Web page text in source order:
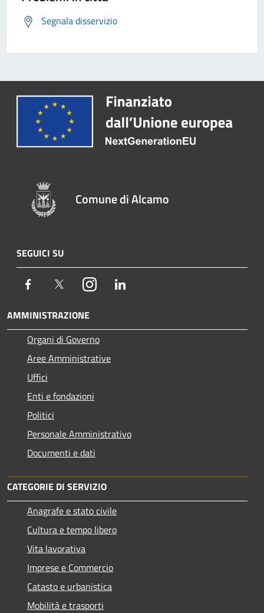
Segnala disservizio
Comune di Alcamo
SEGUICI SU
Facebook TwitterInstagram
AMMINISTRAZIONE
Organi di Governo
Aree Amministrative
Uffici
Enti e fondazioni
Politici
Personale Amministrativo
Documenti e dati
CATEGORIE DI SERVIZIO
Anagrafe e stato civile
Cultura e tempo libero
Vita lavorativa
Imprese e Commercio
Catasto e urbanistica
Mobilità e trasporti